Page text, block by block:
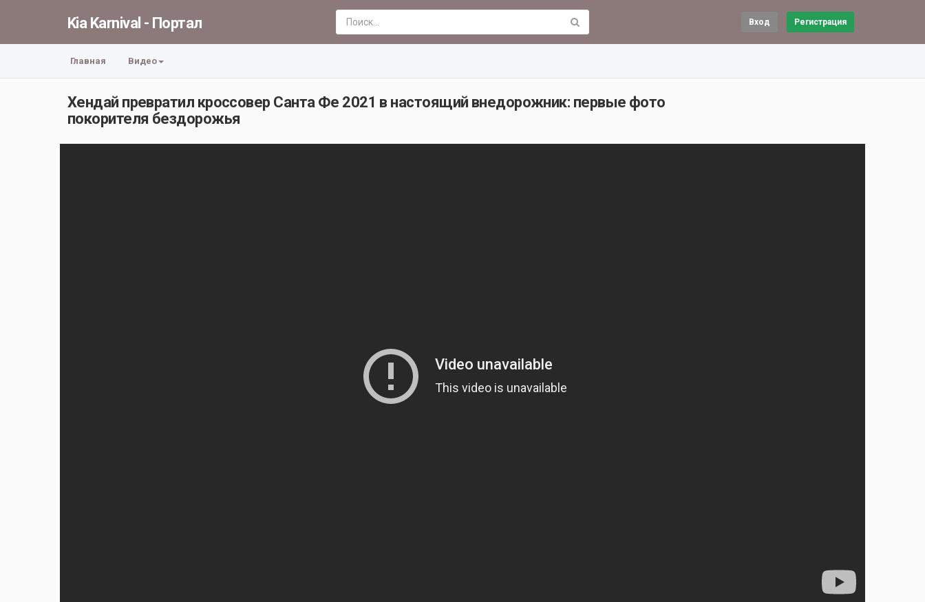
Kia Karnival - Портал Вход Регистрация
Главная Видео
Хендай превратил кроссовер Санта Фе 2021 в настоящий внедорожник: первые фото
покорителя бездорожья